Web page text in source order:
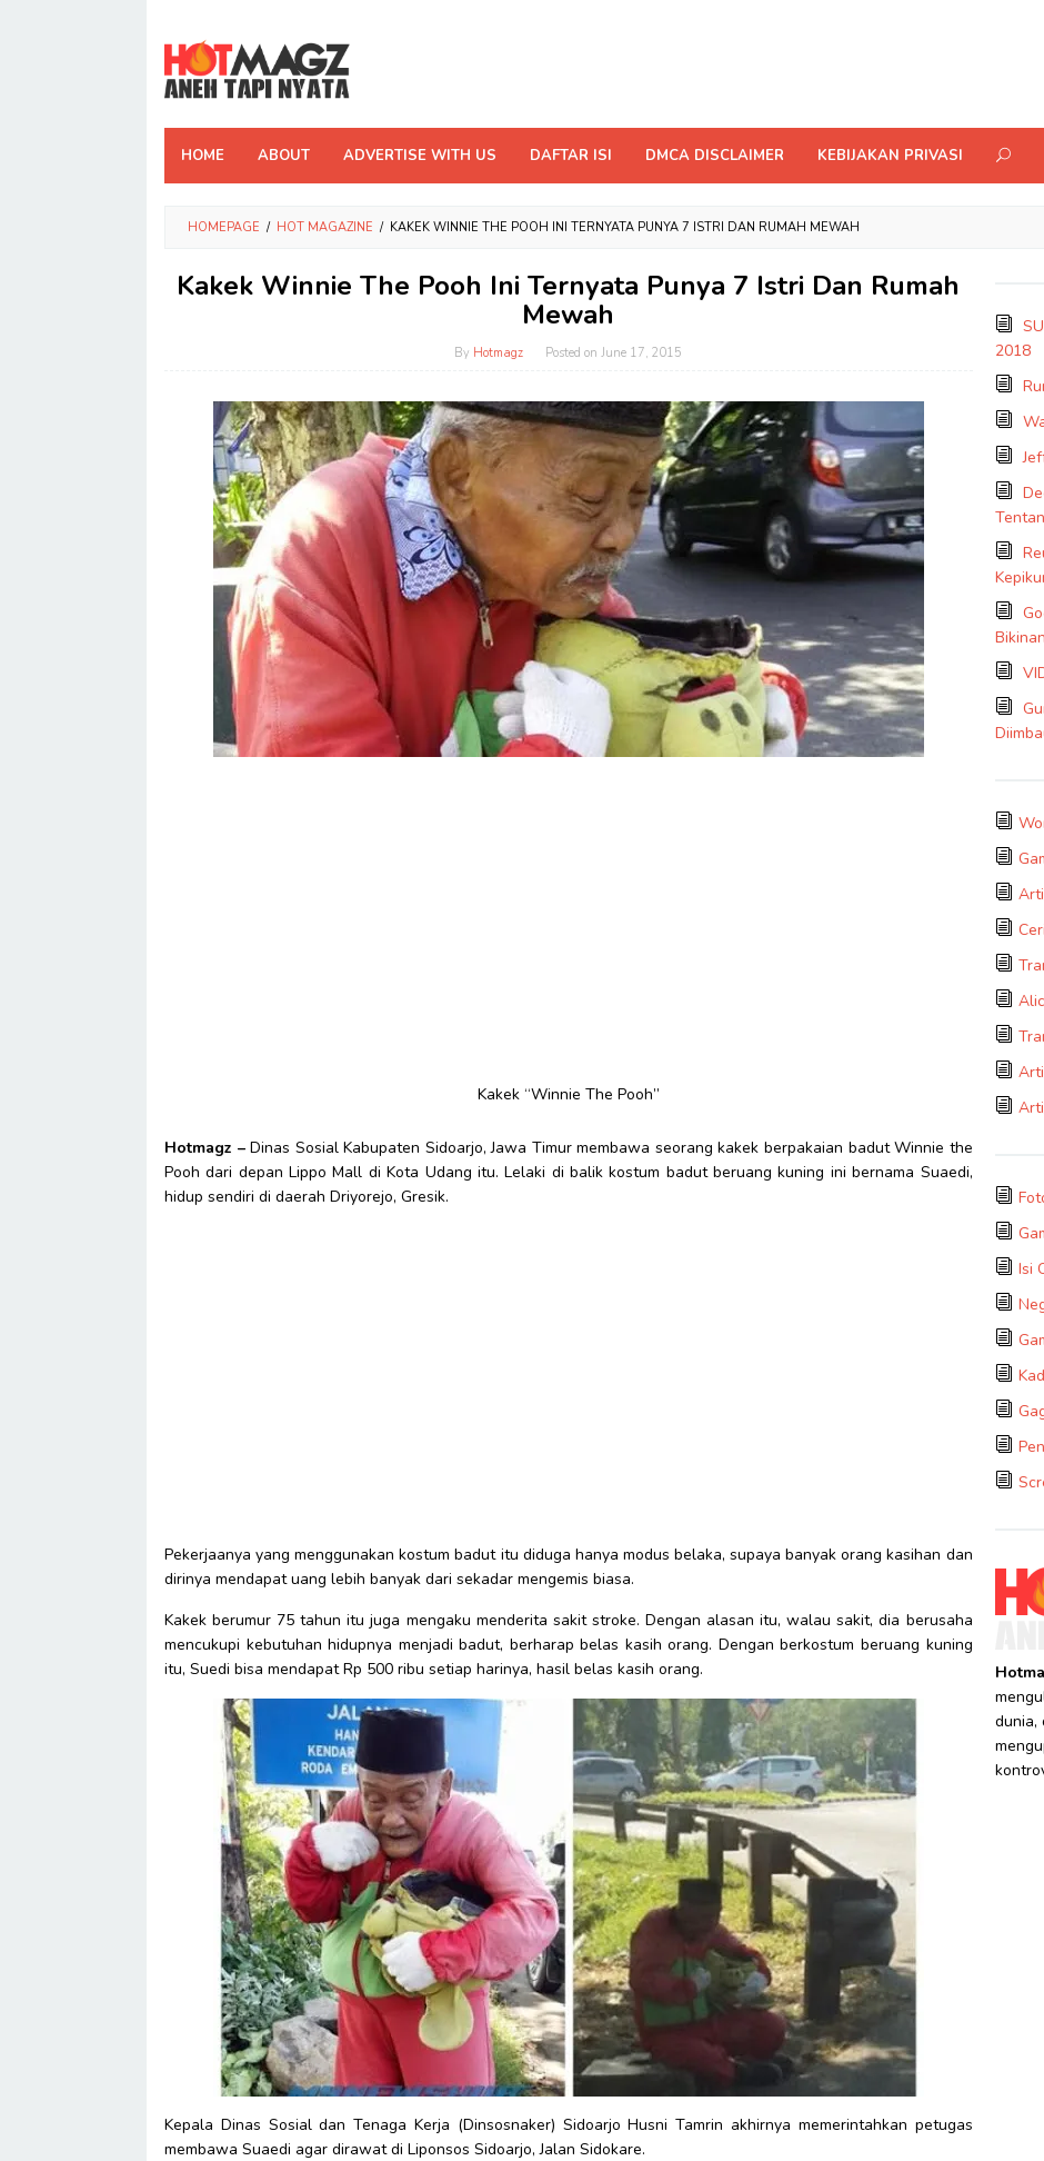
content
HOME ABOUT ADVERTISE WITH US DAFTAR ISI DMCA DISCLAIMER KEBIJAKAN PRIVASI
HOMEPAGE / HOT MAGAZINE / KAKEK WINNIE THE POOH INI TERNYATA PUNYA 7 ISTRI DAN RUMAH MEWAH
Kakek Winnie The Pooh Ini Ternyata Punya 7 Istri Dan Rumah
Mewah
By Hotmagz Posted onJune 17, 2015
Kakek “Winnie The Pooh”
Hotmagz –Dinas Sosial Kabupaten Sidoarjo, Jawa Timur membawa seorang kakek berpakaian badut Winnie the
Pooh dari depan Lippo Mall di Kota Udang itu. Lelaki di balik kostum badut beruang kuning ini bernama Suaedi,
hidup sendiri di daerah Driyorejo, Gresik.
Pekerjaanya yang menggunakan kostum badut itu diduga hanya modus belaka, supaya banyak orang kasihan dan
dirinya mendapat uang lebih banyak dari sekadar mengemis biasa.
Kakek berumur 75 tahun itu juga mengaku menderita sakit stroke. Dengan alasan itu, walau sakit, dia berusaha
mencukupi kebutuhan hidupnya menjadi badut, berharap belas kasih orang. Dengan berkostum beruang kuning
itu, Suedi bisa mendapat Rp 500 ribu setiap harinya, hasil belas kasih orang.
Kepala Dinas Sosial dan Tenaga Kerja (Dinsosnaker) Sidoarjo Husni Tamrin akhirnya memerintahkan petugas
membawa Suaedi agar dirawat di Liponsos Sidoarjo, Jalan Sidokare.
2018
Isi
dunia,